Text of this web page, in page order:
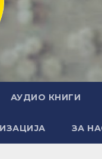
АУДИО КНИГИ
ЗА